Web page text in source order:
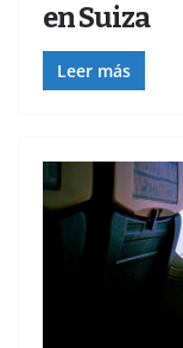
en Suiza
Leer más